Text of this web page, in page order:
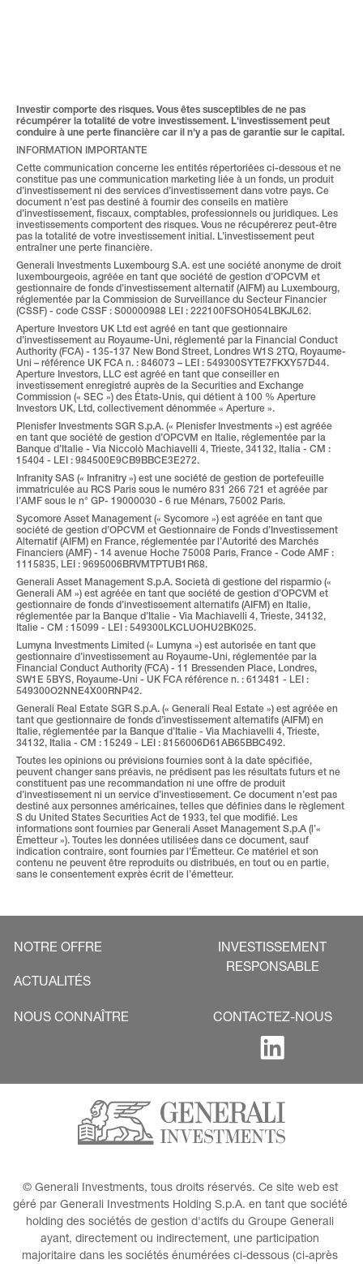
Investir comporte des risques. Vous êtes susceptibles de ne pas
récumpérer la totalité de votre investissement. L'investissement peut
conduire à une perte financière car il n'y a pas de garantie sur le capital.
INFORMATION
IMPORTANTE
Cette communication concerne les entités répertoriées ci-dessous et ne
constitue pas une communication marketing liée à un fonds, un produit
d’investissement ni des services d’investissement dans votre pays. Ce
document n’est pas destiné à fournir des conseils en matière
d’investissement, fiscaux, comptables, professionnels ou juridiques. Les
investissements comportent des risques. Vous ne récupérerez peut-être
pas la totalité de votre investissement initial. L’investissement peut
entraîner une perte financière.
Generali Investments Luxembourg S.A. est une société anonyme de droit
luxembourgeois, agréée en tant que société de gestion d’OPCVM et
gestionnaire de fonds d’investissement alternatif (AIFM) au Luxembourg,
réglementée par la Commission de Surveillance du Secteur Financier
(CSSF) - code CSSF : S00000988 LEI : 222100FSOH054LBKJL62.
Aperture Investors UK Ltd est agréé en tant que gestionnaire
d’investissement au Royaume-Uni, réglementé par la Financial Conduct
Authority (FCA) - 135-137 New Bond Street, Londres W1S 2TQ, Royaume-
Uni – référence UK FCA n. : 846073 – LEI : 549300SYTE7FKXY57D44.
Aperture Investors, LLC est agréé en tant que conseiller en
investissement enregistré auprès de la Securities and Exchange
Commission (« SEC ») des États-Unis, qui détient à 100 % Aperture
Investors UK, Ltd, collectivement dénommée « Aperture ».
Plenisfer Investments SGR S.p.A. (« Plenisfer Investments ») est agréée
en tant que société de gestion d’OPCVM en Italie, réglementée par la
Banque d’Italie - Via Niccolò Machiavelli 4, Trieste, 34132, Italia - CM :
15404 - LEI : 984500E9CB9BBCE3E272.
Infranity SAS (« Infranitry ») est une société de gestion de portefeuille
immatriculée au RCS Paris sous le numéro 831 266 721 et agréée par
l’AMF sous le n° GP- 19000030 - 6 rue Ménars, 75002 Paris.
Sycomore Asset Management (« Sycomore ») est agréée en tant que
société de gestion d’OPCVM et Gestionnaire de Fonds d’Investissement
Alternatif (AIFM) en France, réglementée par l’Autorité des Marchés
Financiers (AMF) - 14 avenue Hoche 75008 Paris, France - Code AMF :
1115835, LEI : 9695006BRVMTPTUB1R68.
Generali Asset Management S.p.A. Società di gestione del risparmio («
Generali AM ») est agréée en tant que société de gestion d’OPCVM et
gestionnaire de fonds d’investissement alternatifs (AIFM) en Italie,
réglementée par la Banque d’Italie - Via Machiavelli 4, Trieste, 34132,
Italie - CM : 15099 - LEI : 549300LKCLUOHU2BK025.
Lumyna Investments Limited (« Lumyna ») est autorisée en tant que
gestionnaire d’investissement au Royaume-Uni, réglementée par la
Financial Conduct Authority (FCA) - 11 Bressenden Place, Londres,
SW1E 5BYS, Royaume-Uni - UK FCA référence n. : 613481 - LEI :
549300O2NNE4X00RNP42.
Generali Real Estate SGR S.p.A. (« Generali Real Estate ») est agréée en
tant que gestionnaire de fonds d’investissement alternatifs (AIFM) en
Italie, réglementée par la Banque d’Italie - Via Machiavelli 4, Trieste,
34132, Italia - CM : 15249 - LEI : 8156006D61AB65BBC492.
Toutes les opinions ou prévisions fournies sont à la date spécifiée,
peuvent changer sans préavis, ne prédisent pas les résultats futurs et ne
constituent pas une recommandation ni une offre de produit
d’investissement ni un service d’investissement. Ce document n’est pas
destiné aux personnes américaines, telles que définies dans le règlement
S du United States Securities Act de 1933, tel que modifié. Les
informations sont fournies par Generali Asset Management S.p.A (l’«
Émetteur »). Toutes les données utilisées dans ce document, sauf
indication contraire, sont fournies par l’Émetteur. Ce matériel et son
contenu ne peuvent être reproduits ou distribués, en tout ou en partie,
sans le consentement exprès écrit de l’émetteur.
NOTRE OFFRE
ACTUALITÉS
INVESTISSEMENT
RESPONSABLE
NOUS CONNAÎTRE CONTACTEZ-NOUS
© Generali Investments, tous droits réservés. Ce site web est
géré par Generali Investments Holding S.p.A. en tant que société
holding des sociétés de gestion d'actifs du Groupe Generali
ayant, directement ou indirectement, une participation
majoritaire dans les sociétés énumérées ci-dessous (ci-après